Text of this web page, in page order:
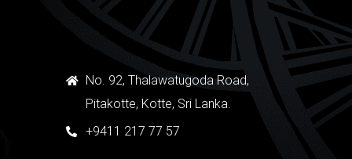
No. 92, Thalawatugoda Road,
Pitakotte, Kotte, Sri Lanka.
+9411 217 77 57